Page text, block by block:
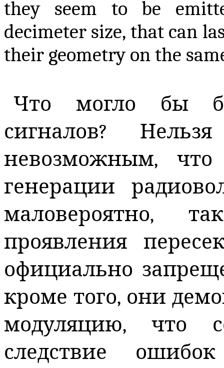
they seem to be
decimeter size, that can
their geometry on the
Что могло бы
сигналов?
невозможным, что
генерации
маловероятно,
проявления
официально
кроме того, они
модуляцию, что
следствие